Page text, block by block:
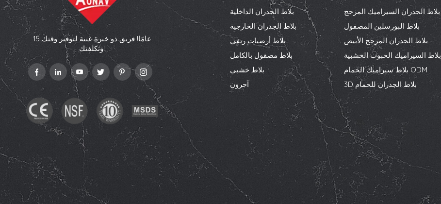
15 عامًا! فريق ذو خبرة غنية لتوفير وقتك
وتكلفتك!
بلاط الجدران الداخلية
بلاط الجدران الخارجية
بلاط أرضيات ريفي
بلاط مصقول بالكامل
بلاط خشبي
آحرون
بلاط الجدران السيراميك المزجج
بلاط البورسلين المصقول
بلاط الجدران المزجج الأبيض
بلاط السيراميك الحبوب الخشبية
بلاط سيراميك الحمام ODM
3D بلاط الجدران للحمام